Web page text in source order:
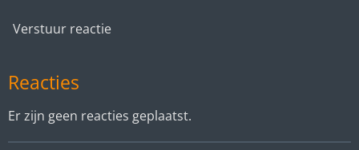
Verstuur reactie
Reacties
Er zijn geen reacties geplaatst.